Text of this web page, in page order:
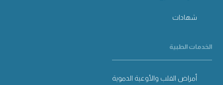
شهادات
الخدمات الطبية
أمراض القلب والأوعية الدموية